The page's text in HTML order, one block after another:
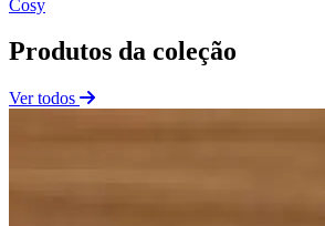
Cosy
Produtos da coleção
Ver todos